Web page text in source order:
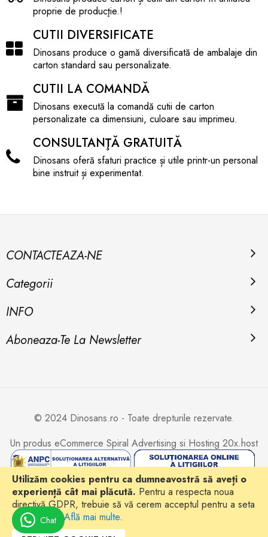
Utilizăm cookies pentru ca dumneavostră să aveți o
experiență cât mai plăcută. Pentru a respecta noua
directivă GDPR, trebuie să vă cerem acceptul pentru a seta
cookie-urile. Află mai multe.
proprie de producţie.!
CUTII DIVERSIFICATE
Dinosans produce o gamă diversificată de ambalaje din
carton standard sau personalizate.
CUTII LA COMANDĂ
Dinosans execută la comandă cutii de carton
personalizate ca dimensiuni, culoare sau imprimeu.
CONSULTANŢĂ GRATUITĂ
Dinosans oferă sfaturi practice și utile printr-un personal
bine instruit și experimentat.
CONTACTEAZA-NE
Categorii
INFO
Aboneaza-Te La Newsletter
© 2024 Dinosans.ro - Toate drepturile rezervate.
Un produs eCommerce Spiral Advertising si Hosting 20x.host
Chat